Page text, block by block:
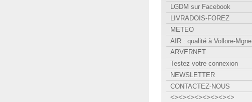
LGDM sur Facebook
LIVRADOIS-FOREZ
METEO
AIR : qualité à Vollore-Mgne
ARVERNET
Testez votre connexion
NEWSLETTER
CONTACTEZ-NOUS
<><><><><><><><>